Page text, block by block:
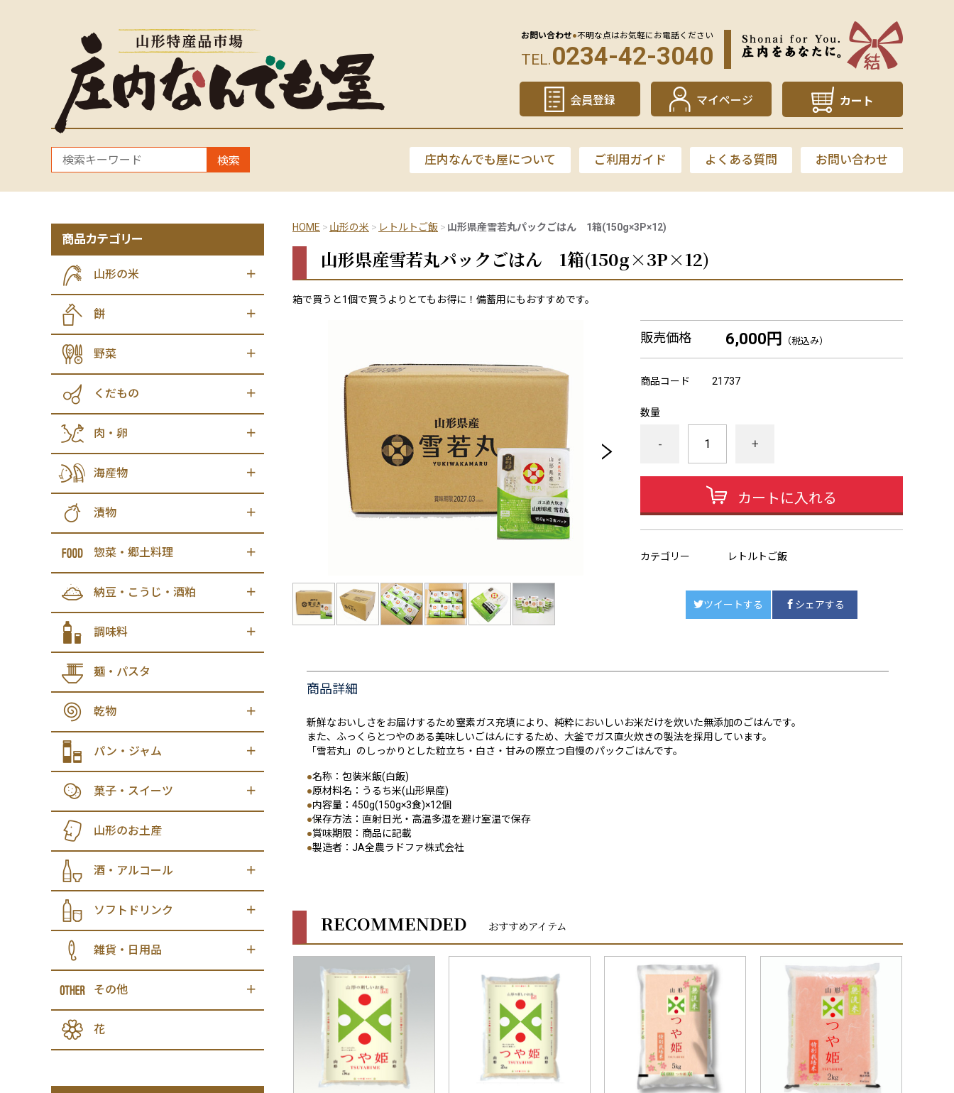
お問い合わせ●不明な点はお気軽にお電話ください
TEL.0234-42-3040
会員登録 マイページ カート
検索 庄内なんでも屋について ご利用ガイド よくある質問 お問い合わせ
HOME 山形の米 レトルトご飯 山形県産雪若丸パックごはん 1箱(150g×3P×12)
山形県産雪若丸パックごはん 1箱(150g×3P×12)
箱で買うと1個で買うよりとてもお得に！備蓄用にもおすすめです。
販売価格 6,000円 （税込み）
商品コード 21737
数量
- +
カートに入れる
カテゴリー レトルトご飯
ツイートする シェアする
商品詳細
新鮮なおいしさをお届けするため窒素ガス充填により、純粋においしいお米だけを炊いた無添加のごはんです。
また、ふっくらとつやのある美味しいごはんにするため、大釜でガス直火炊きの製法を採用しています。
「雪若丸」のしっかりとした粒立ち・白さ・甘みの際立つ自慢のパックごはんです。
●名称：包装米飯(白飯)
●原材料名：うるち米(山形県産)
●内容量：450g(150g×3食)×12個
●保存方法：直射日光・高温多湿を避け室温で保存
●賞味期限：商品に記載
●製造者：JA全農ラドファ株式会社
RECOMMENDED おすすめアイテム
商品カテゴリー
山形の米
餅
野菜
くだもの
肉・卵
海産物
漬物
惣菜・郷土料理
納豆・こうじ・酒粕
調味料
麺・パスタ
乾物
パン・ジャム
菓子・スイーツ
山形のお土産
酒・アルコール
ソフトドリンク
雑貨・日用品
その他
花